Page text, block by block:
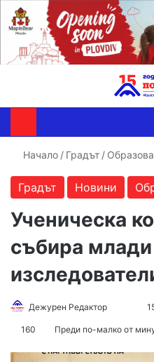
Начало / Градът /
Градът Новини
Ученическа
събира млади
Дежурен Редактор
Send
160 Преди по-малко от